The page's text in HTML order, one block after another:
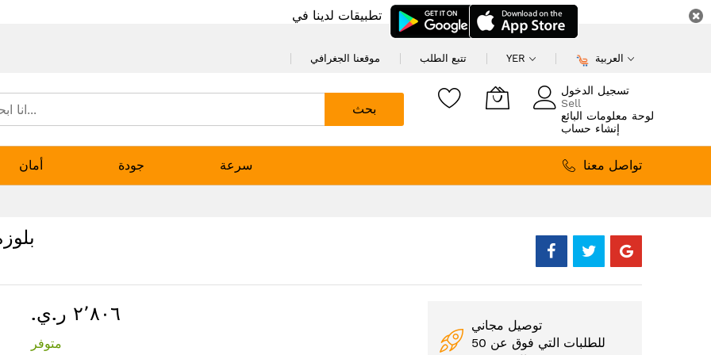
تطبيقات لدينا في
موقعنا الجغرافي تتبع الطلب YER العربية
بحث
تسجيل الدخول
Sell
لوحة معلومات البائع
إنشاء حساب
أمان جودة سرعة
تواصل معنا
٢٬٨٠٦ ر.ي.‏
متوفر
توصيل مجاني
للطلبات التي فوق عن 50